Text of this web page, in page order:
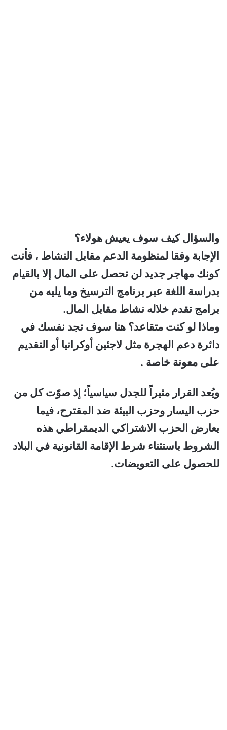
والسؤال كيف سوف يعيش هولاء؟
الإجابة وفقا لمنظومة الدعم مقابل النشاط ، فأنت
كونك مهاجر جديد لن تحصل على المال إلا بالقيام
بدراسة اللغة عبر برنامج الترسيخ وما يليه من
برامج تقدم خلاله نشاط مقابل المال.
وماذا لو كنت متقاعد؟ هنا سوف تجد نفسك في
دائرة دعم الهجرة مثل لاجئين أوكرانيا أو التقديم
على معونة خاصة .
ويُعد القرار مثيراً للجدل سياسياً؛ إذ صوّت كل من
حزب اليسار وحزب البيئة ضد المقترح، فيما
يعارض الحزب الاشتراكي الديمقراطي هذه
الشروط باستثناء شرط الإقامة القانونية في البلاد
للحصول على التعويضات.